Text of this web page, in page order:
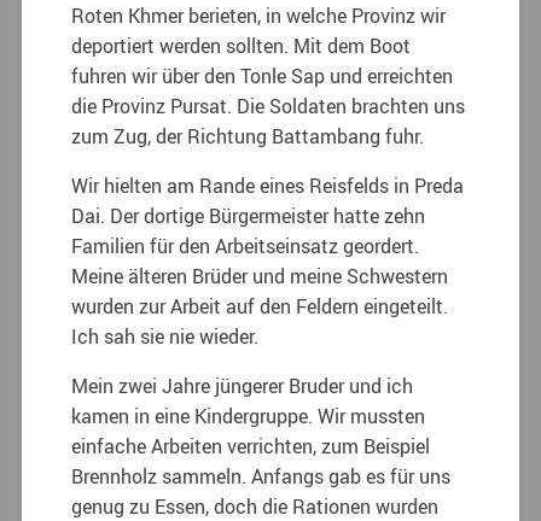
Roten Khmer berieten, in welche Provinz wir
deportiert werden sollten. Mit dem Boot
fuhren wir über den Tonle Sap und erreichten
die Provinz Pursat. Die Soldaten brachten uns
zum Zug, der Richtung Battambang fuhr.
Wir hielten am Rande eines Reisfelds in Preda
Dai. Der dortige Bürgermeister hatte zehn
Familien für den Arbeitseinsatz geordert.
Meine älteren Brüder und meine Schwestern
wurden zur Arbeit auf den Feldern eingeteilt.
Ich sah sie nie wieder.
Mein zwei Jahre jüngerer Bruder und ich
kamen in eine Kindergruppe. Wir mussten
einfache Arbeiten verrichten, zum Beispiel
Brennholz sammeln. Anfangs gab es für uns
genug zu Essen, doch die Rationen wurden